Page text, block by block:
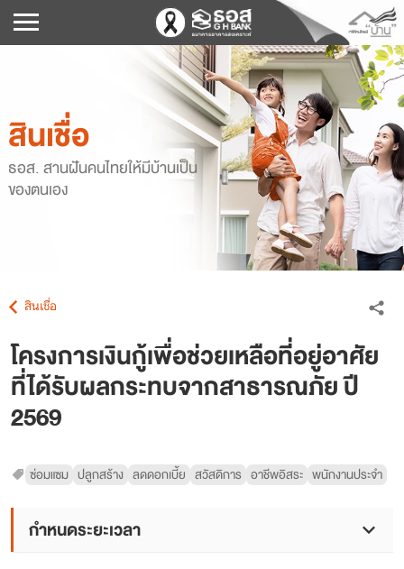
สินเชื่อ
ธอส. สานฝันคนไทยให้มีบ้านเป็น
ของตนเอง
สินเชื่อ
โครงการเงินกู้เพื่อช่วยเหลือที่อยู่อาศัย
ที่ได้รับผลกระทบจากสาธารณภัย ปี
2569
ซ่อมแซม ปลูกสร้าง ลดดอกเบี้ย สวัสดิการ อาชีพอิสระ พนักงานประจำ
กำหนดระยะเวลา